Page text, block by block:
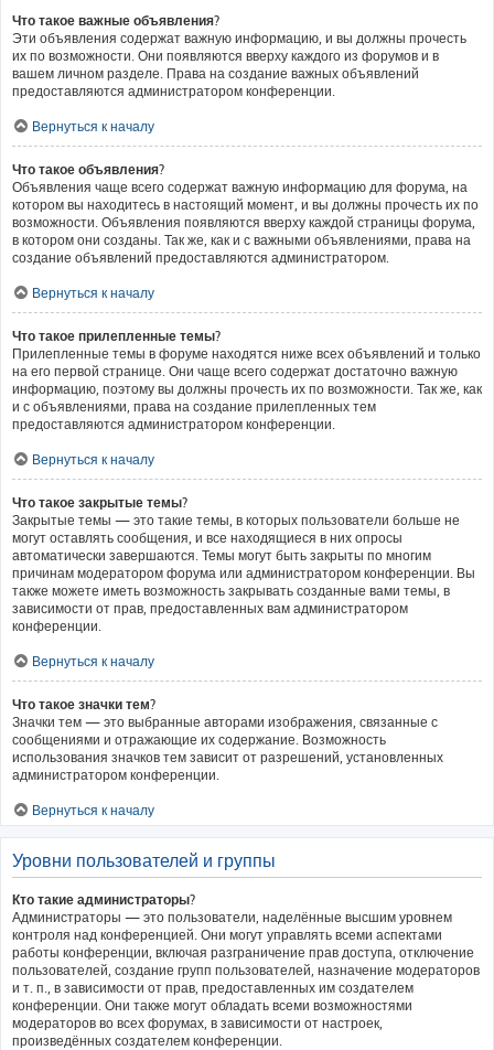
Что такое важные объявления?
Эти объявления содержат важную информацию, и вы должны прочесть
их по возможности. Они появляются вверху каждого из форумов и в
вашем личном разделе. Права на создание важных объявлений
предоставляются администратором конференции.
Вернуться к началу
Что такое объявления?
Объявления чаще всего содержат важную информацию для форума, на
котором вы находитесь в настоящий момент, и вы должны прочесть их по
возможности. Объявления появляются вверху каждой страницы форума,
в котором они созданы. Так же, как и с важными объявлениями, права на
создание объявлений предоставляются администратором.
Вернуться к началу
Что такое прилепленные темы?
Прилепленные темы в форуме находятся ниже всех объявлений и только
на его первой странице. Они чаще всего содержат достаточно важную
информацию, поэтому вы должны прочесть их по возможности. Так же, как
и с объявлениями, права на создание прилепленных тем
предоставляются администратором конференции.
Вернуться к началу
Что такое закрытые темы?
Закрытые темы — это такие темы, в которых пользователи больше не
могут оставлять сообщения, и все находящиеся в них опросы
автоматически завершаются. Темы могут быть закрыты по многим
причинам модератором форума или администратором конференции. Вы
также можете иметь возможность закрывать созданные вами темы, в
зависимости от прав, предоставленных вам администратором
конференции.
Вернуться к началу
Что такое значки тем?
Значки тем — это выбранные авторами изображения, связанные с
сообщениями и отражающие их содержание. Возможность
использования значков тем зависит от разрешений, установленных
администратором конференции.
Вернуться к началу
Уровни пользователей и группы
Кто такие администраторы?
Администраторы — это пользователи, наделённые высшим уровнем
контроля над конференцией. Они могут управлять всеми аспектами
работы конференции, включая разграничение прав доступа, отключение
пользователей, создание групп пользователей, назначение модераторов
и т. п., в зависимости от прав, предоставленных им создателем
конференции. Они также могут обладать всеми возможностями
модераторов во всех форумах, в зависимости от настроек,
произведённых создателем конференции.